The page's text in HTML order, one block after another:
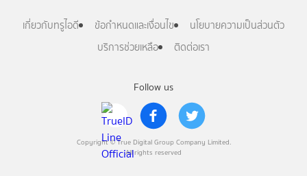
Follow us
Copyright © True Digital Group Company Limited.
All rights reserved
เกี่ยวกับทรูไอดี ข้อกำหนดและเงื่อนไข
นโยบายความเป็นส่วนตัว
บริการช่วยเหลือ
ติดต่อเรา